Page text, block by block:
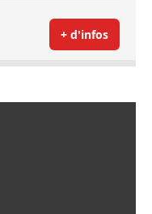
+ d'infos